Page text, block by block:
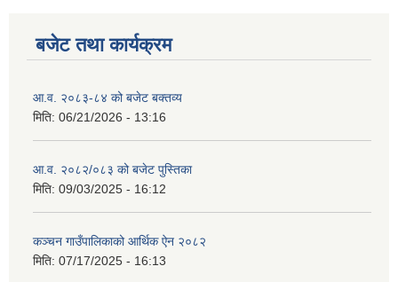
बजेट तथा कार्यक्रम
आ.व. २०८३-८४ को बजेट बक्तव्य
मिति: 06/21/2026 - 13:16
आ.व. २०८२/०८३ को बजेट पुस्तिका
मिति: 09/03/2025 - 16:12
कञ्‍चन गाउँपालिकाको आर्थिक ऐन २०८२
मिति: 07/17/2025 - 16:13